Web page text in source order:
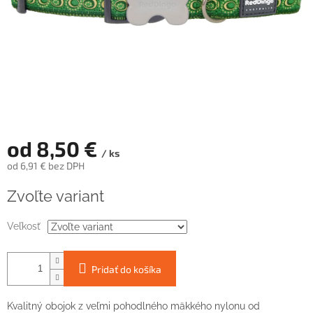
od 8,50 € / ks
od 6,91 € bez DPH
cena:
Zvoľte variant
Veľkosť
Pridať do košíka
Kvalitný obojok z veľmi pohodlného mäkkého nylonu od